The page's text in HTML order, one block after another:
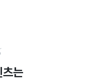
츠는